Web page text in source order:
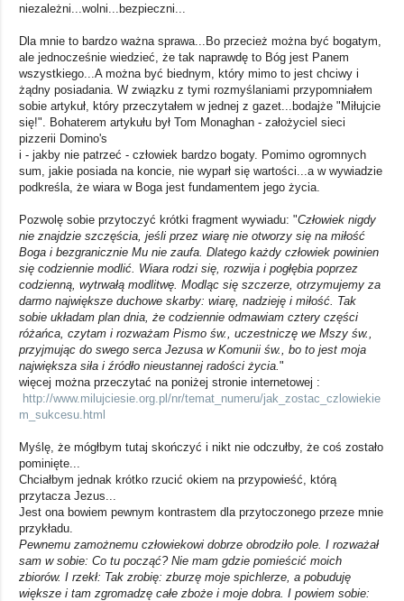
niezależni...wolni...bezpieczni...
Dla mnie to bardzo ważna sprawa...Bo przecież można być bogatym,
ale jednocześnie wiedzieć, że tak naprawdę to Bóg jest Panem
wszystkiego...A można być biednym, który mimo to jest chciwy i
żądny posiadania. W związku z tymi rozmyślaniami przypomniałem
sobie artykuł, który przeczytałem w jednej z gazet...bodajże "Miłujcie
się!". Bohaterem artykułu był Tom Monaghan - założyciel sieci
pizzerii Domino's
i - jakby nie patrzeć - człowiek bardzo bogaty. Pomimo ogromnych
sum, jakie posiada na koncie, nie wyparł się wartości...a w wywiadzie
podkreśla, że wiara w Boga jest fundamentem jego życia.
Pozwolę sobie przytoczyć krótki fragment wywiadu: "Człowiek nigdy
nie znajdzie szczęścia, jeśli przez wiarę nie otworzy się na miłość
Boga i bezgranicznie Mu nie zaufa. Dlatego każdy człowiek powinien
się codziennie modlić. Wiara rodzi się, rozwija i pogłębia poprzez
codzienną, wytrwałą modlitwę. Modląc się szczerze, otrzymujemy za
darmo największe duchowe skarby: wiarę, nadzieję i miłość. Tak
sobie układam plan dnia, że codziennie odmawiam cztery części
różańca, czytam i rozważam Pismo św., uczestniczę we Mszy św.,
przyjmując do swego serca Jezusa w Komunii św., bo to jest moja
największa siła i źródło nieustannej radości życia. "
więcej można przeczytać na poniżej stronie internetowej :
http://www.milujciesie.org.pl/nr/temat_numeru/jak_zostac_czlowiekie
m_sukcesu.html
Myślę, że mógłbym tutaj skończyć i nikt nie odczułby, że coś zostało
pominięte...
Chciałbym jednak krótko rzucić okiem na przypowieść, którą
przytacza Jezus...
Jest ona bowiem pewnym kontrastem dla przytoczonego przeze mnie
przykładu.
Pewnemu zamożnemu człowiekowi dobrze obrodziło pole. I rozważał
sam w sobie: Co tu począć? Nie mam gdzie pomieścić moich
zbiorów. I rzekł: Tak zrobię: zburzę moje spichlerze, a pobuduję
większe i tam zgromadzę całe zboże i moje dobra. I powiem sobie: